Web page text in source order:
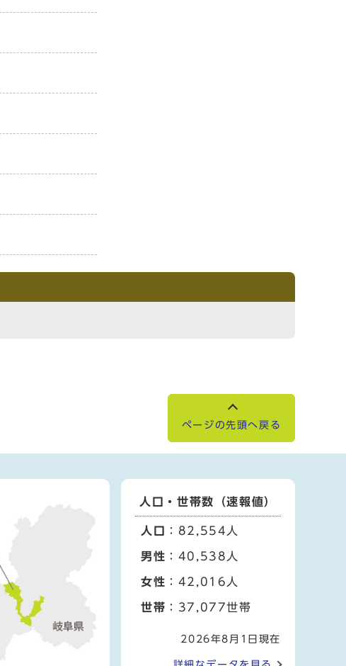
ページの先頭へ戻る
人口・世帯数（速報値）
人口 ：82,554人
男性 ：40,538人
女性 ：42,016人
世帯 ：37,077世帯
2026年8月1日現在